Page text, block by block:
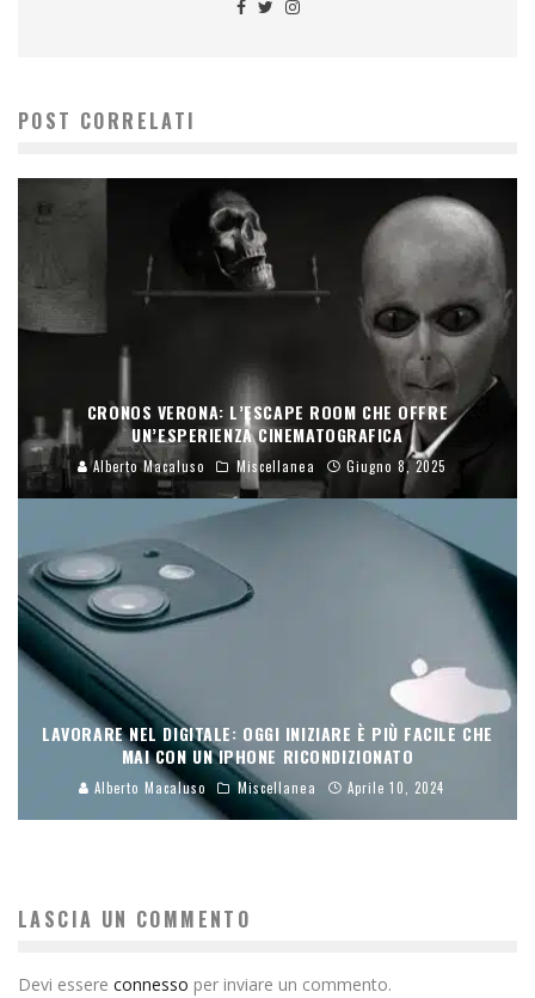
POST CORRELATI
CRONOS VERONA: L’ESCAPE ROOM CHE OFFRE
UN’ESPERIENZA CINEMATOGRAFICA
Alberto Macaluso Miscellanea Giugno 8, 2025
LAVORARE NEL DIGITALE: OGGI INIZIARE È PIÙ FACILE CHE
MAI CON UN IPHONE RICONDIZIONATO
Alberto Macaluso Miscellanea Aprile 10, 2024
LASCIA UN COMMENTO
Devi essere connesso per inviare un commento.